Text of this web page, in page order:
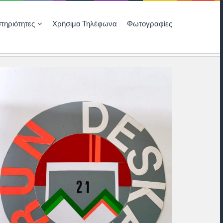
Χρήσιμα Τηλέφωνα Φωτογραφίες